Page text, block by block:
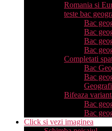
Romania si
teste bac
Bac
Bac
Bac
Bac
Completati
Bac
Bac
Bifeaza
Bac
Bac
Click si vezi imaginea